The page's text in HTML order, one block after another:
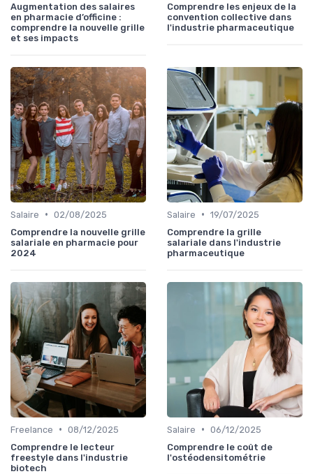
Augmentation des salaires
en pharmacie d’officine :
comprendre la nouvelle grille
et ses impacts
Comprendre les enjeux de la
convention collective dans
l'industrie pharmaceutique
Salaire • 02/08/2025
Comprendre la nouvelle grille
salariale en pharmacie pour
2024
Salaire • 19/07/2025
Comprendre la grille
salariale dans l'industrie
pharmaceutique
Freelance • 08/12/2025
Comprendre le lecteur
freestyle dans l'industrie
biotech
Salaire • 06/12/2025
Comprendre le coût de
l'ostéodensitométrie